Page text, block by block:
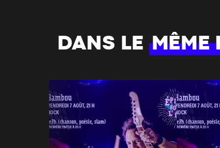
DANS LE MÊME